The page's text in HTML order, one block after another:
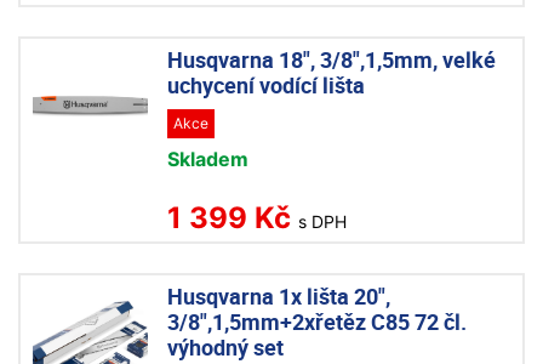
Husqvarna 18", 3/8",1,5mm, velké
uchycení vodící lišta
Akce
Skladem
1 399 Kč s DPH
Husqvarna 1x lišta 20",
3/8",1,5mm+2xřetěz C85 72 čl.
výhodný set